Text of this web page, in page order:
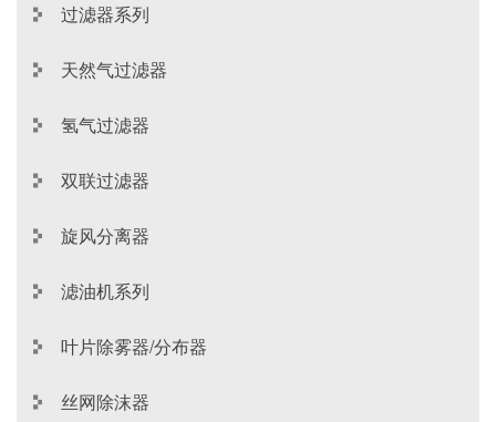
过滤器系列
天然气过滤器
氢气过滤器
双联过滤器
旋风分离器
滤油机系列
叶片除雾器/分布器
丝网除沫器